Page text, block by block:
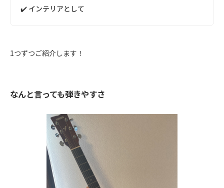
✔️ インテリアとして
1つずつご紹介します！
なんと言っても弾きやすさ